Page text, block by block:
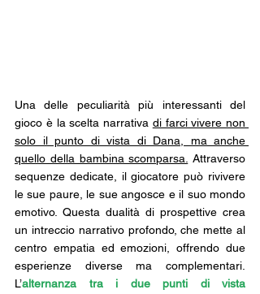
Una delle peculiarità più interessanti del
gioco è la scelta narrativa di farci vivere non
solo il punto di vista di Dana, ma anche
quello della bambina scomparsa.
Attraverso
sequenze dedicate, il giocatore può rivivere
le sue paure, le sue angosce e il suo mondo
emotivo. Questa dualità di prospettive crea
un intreccio narrativo profondo, che mette al
centro empatia ed emozioni, offrendo due
esperienze diverse ma complementari.
L’alternanza tra i due punti di vista